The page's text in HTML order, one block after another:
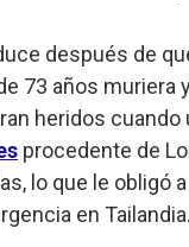
después de
73 años muriera
heridos cuando
procedente de
lo que le obligó
en Tailandia.